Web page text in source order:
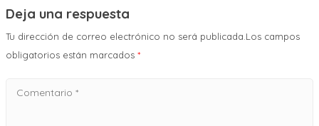
Deja una respuesta
Tu dirección de correo electrónico no será publicada.Los campos
obligatorios están marcados *
Comentario